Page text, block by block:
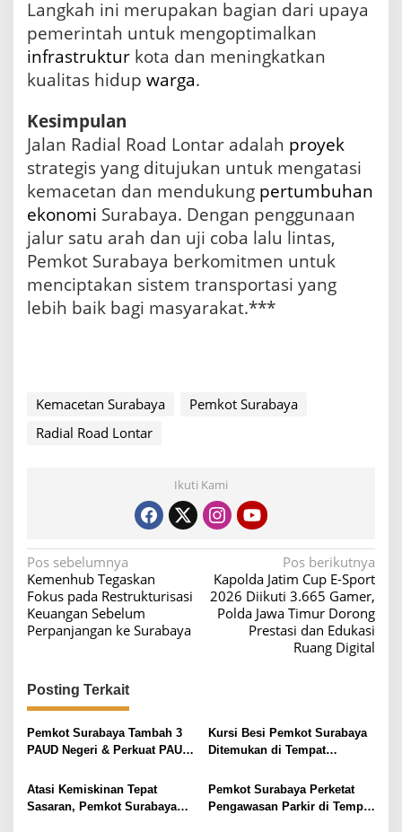
Langkah ini merupakan bagian dari upaya
pemerintah untuk mengoptimalkan
infrastruktur kota dan meningkatkan
kualitas hidup warga.
Kesimpulan
Jalan Radial Road Lontar adalah proyek
strategis yang ditujukan untuk mengatasi
kemacetan dan mendukung pertumbuhan
ekonomi Surabaya. Dengan penggunaan
jalur satu arah dan uji coba lalu lintas,
Pemkot Surabaya berkomitmen untuk
menciptakan sistem transportasi yang
lebih baik bagi masyarakat.***
Kemacetan Surabaya
Pemkot Surabaya
Radial Road Lontar
Ikuti Kami
N
a
v
i
a
s
i
p
o
s
Pos sebelumnya
Kemenhub Tegaskan
Fokus pada Restrukturisasi
Keuangan Sebelum
Perpanjangan ke Surabaya
Pos berikutnya
Kapolda Jatim Cup E-Sport
2026 Diikuti 3.665 Gamer,
Polda Jawa Timur Dorong
Prestasi dan Edukasi
Ruang Digital
Posting Terkait
Pemkot Surabaya Tambah 3
PAUD Negeri & Perkuat PAUD
Kursi Besi Pemkot Surabaya
Ditemukan di Tempat
Amankan
Atasi Kemiskinan Tepat
Sasaran, Pemkot Surabaya
Pemkot Surabaya Perketat
Pengawasan Parkir di Tempat